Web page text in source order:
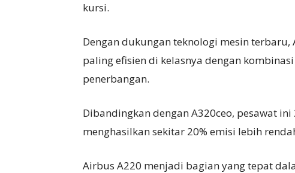
kursi.
Dengan dukungan teknologi mesin
paling efisien di kelasnya dengan
penerbangan.
Dibandingkan dengan A320ceo, pesawat
menghasilkan sekitar 20% emisi lebih
Airbus A220 menjadi bagian yang tepat